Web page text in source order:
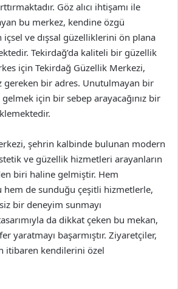
Göz alıcı ihtişamı ile
bu merkez, kendine özgü
içsel ve dışsal güzelliklerini ön plana
Tekirdağ’da kaliteli bir güzellik
için Tekirdağ Güzellik Merkezi,
gereken bir adres. Unutulmayan bir
için bir sebep arayacağınız bir
şehrin kalbinde bulunan modern
ve güzellik hizmetleri arayanların
biri haline gelmiştir. Hem
hem de sunduğu çeşitli hizmetlerle,
bir deneyim sunmayı
da dikkat çeken bu mekan,
yaratmayı başarmıştır. Ziyaretçiler,
itibaren kendilerini özel